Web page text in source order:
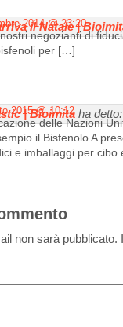
il Natale |
2014 @ 23:20
negozianti di
per […]
| Bioimita ha detto:
2015 @ 10:12
delle Nazioni
il Bisfenolo A
e imballaggi per
non sarà pubblicato.